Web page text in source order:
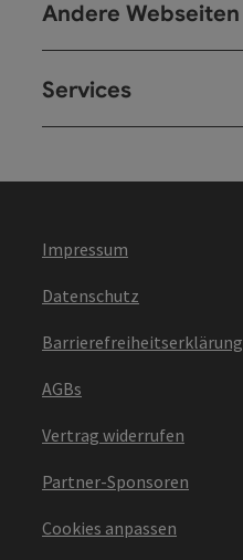
Andere Webseiten
Services
Impressum
Datenschutz
Barrierefreiheitserklärung
AGBs
Vertrag widerrufen
Partner-Sponsoren
Cookies anpassen